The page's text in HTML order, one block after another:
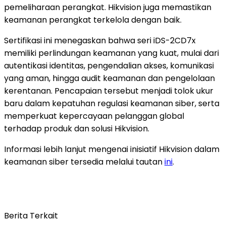
pemeliharaan perangkat. Hikvision juga memastikan
keamanan perangkat terkelola dengan baik.
Sertifikasi ini menegaskan bahwa seri iDS-2CD7x
memiliki perlindungan keamanan yang kuat, mulai dari
autentikasi identitas, pengendalian akses, komunikasi
yang aman, hingga audit keamanan dan pengelolaan
kerentanan. Pencapaian tersebut menjadi tolok ukur
baru dalam kepatuhan regulasi keamanan siber, serta
memperkuat kepercayaan pelanggan global
terhadap produk dan solusi Hikvision.
Informasi lebih lanjut mengenai inisiatif Hikvision dalam
keamanan siber tersedia melalui tautanini.
Berita Terkait